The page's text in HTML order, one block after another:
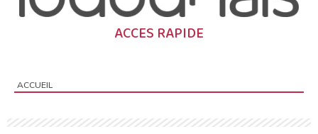
ACCES RAPIDE
Vous êtes ici :
ACCUEIL